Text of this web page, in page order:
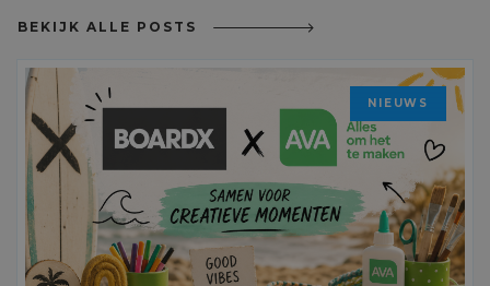
BEKIJK ALLE POSTS
NIEUWS